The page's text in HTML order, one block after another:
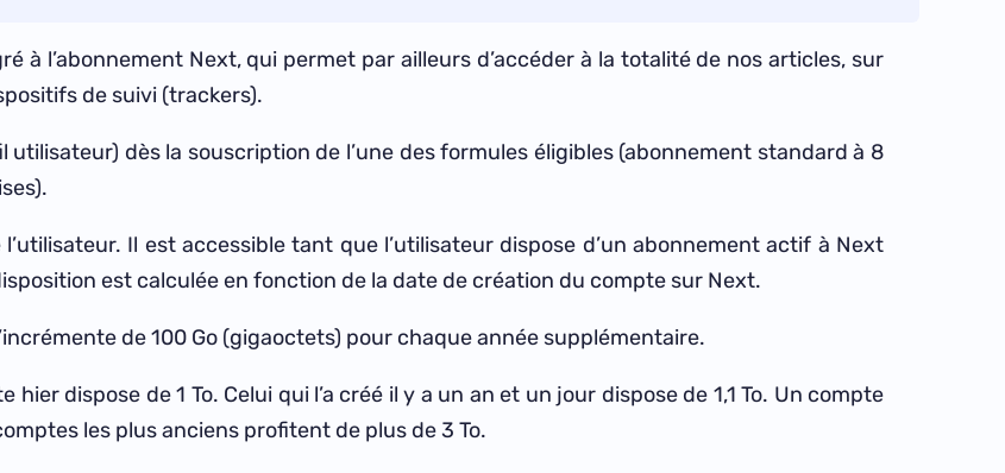
à l’abonnement Next, qui permet par ailleurs d’accéder à la totalité de nos articles, sur
de suivi (trackers).
dès la souscription de l’une des formules éligibles (abonnement standard à 8
Il est accessible tant que l’utilisateur dispose d’un abonnement actif à Next
est calculée en fonction de la date de création du compte sur Next.
de 100 Go (gigaoctets) pour chaque année supplémentaire.
dispose de 1 To. Celui qui l’a créé il y a un an et un jour dispose de 1,1 To. Un compte
les plus anciens profitent de plus de 3 To.